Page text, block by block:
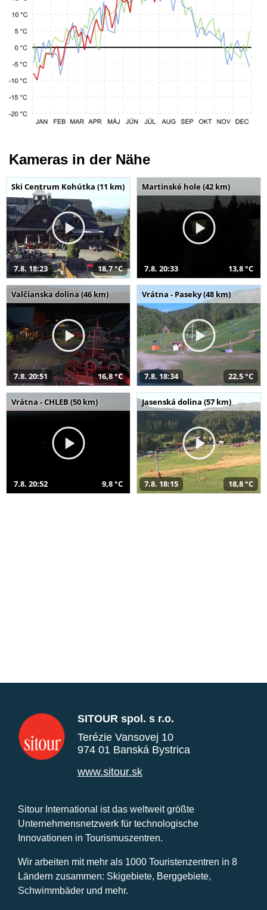
Kameras in der Nähe
Ski Centrum Kohútka (11 km)
7.8. 18:23 18,7 °C
Martinské hole (42 km)
7.8. 20:33 13,8 °C
Valčianska dolina (46 km)
7.8. 20:51 16,8 °C
Vrátna - Paseky (48 km)
7.8. 18:34 22,5 °C
Vrátna - CHLEB (50 km)
7.8. 20:52 9,8 °C
Jasenská dolina (57 km)
7.8. 18:15 18,8 °C
SITOUR spol. s r.o.
Terézie Vansovej 10
974 01 Banská Bystrica
www.sitour.sk
Sitour International ist das weltweit größte
Unternehmensnetzwerk für technologische
Innovationen in Tourismuszentren.
Wir arbeiten mit mehr als 1000 Touristenzentren in 8
Ländern zusammen: Skigebiete, Berggebiete,
Schwimmbäder und mehr.